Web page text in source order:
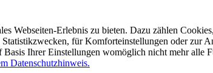
Webseiten-Erlebnis zu bieten. Dazu zählen
für Komforteinstellungen oder zur
Basis Ihrer Einstellungen womöglich nicht mehr alle
Datenschutzhinweis.